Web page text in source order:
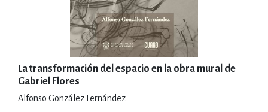
La transformación del espacio en la obra mural de
Gabriel Flores
Alfonso González Fernández